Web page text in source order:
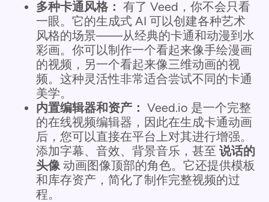
多种卡通风格： 有了 Veed，你不会只看
一眼。它的生成式 AI 可以创建各种艺术
风格的场景——从经典的卡通和动漫到水
彩画。你可以制作一个看起来像手绘漫画
的视频，另一个看起来像三维动画的视
频。这种灵活性非常适合尝试不同的卡通
美学。
内置编辑器和资产： Veed.io 是一个完整
的在线视频编辑器，因此在生成卡通动画
后，您可以直接在平台上对其进行增强。
添加字幕、音效、背景音乐，甚至 说话的
头像 动画图像顶部的角色。它还提供模板
和库存资产，简化了制作完整视频的过
程。